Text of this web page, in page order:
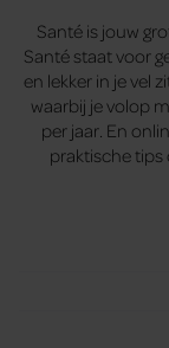
Santé is jouw
Santé staat voor
en lekker in je vel
waarbij je volop
per jaar. En
praktische tips